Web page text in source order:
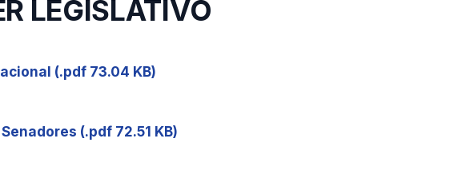
LEGISLATIVO
(.pdf 73.04 KB)
(.pdf 72.51 KB)